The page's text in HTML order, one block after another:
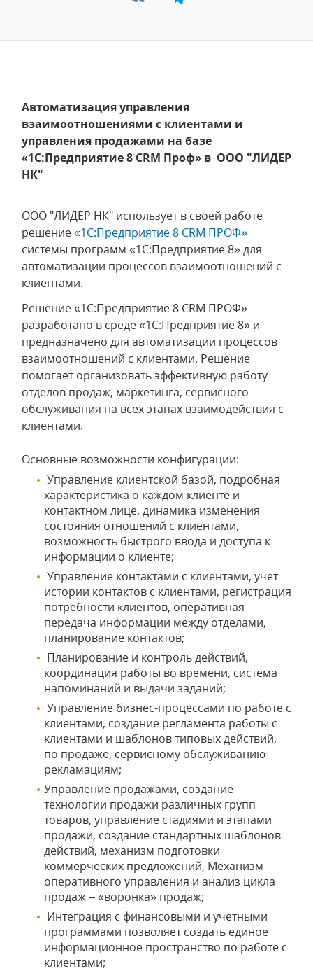
Автоматизация управления
взаимоотношениями с клиентами и
управления продажами на базе
«1С:Предприятие 8 CRM Проф» в ООО "ЛИДЕР
НК"
ООО "ЛИДЕР НК" использует в своей работе
решение«1С:Предприятие 8 CRM ПРОФ»
системы программ «1С:Предприятие 8» для
автоматизации процессов взаимоотношений с
клиентами.
Решение «1С:Предприятие 8 CRM ПРОФ»
разработано в среде «1С:Предприятие 8» и
предназначено для автоматизации процессов
взаимоотношений с клиентами. Решение
помогает организовать эффективную работу
отделов продаж, маркетинга, сервисного
обслуживания на всех этапах взаимодействия с
клиентами.
Основные возможности конфигурации:
Управление клиентской базой, подробная
характеристика о каждом клиенте и
контактном лице, динамика изменения
состояния отношений с клиентами,
возможность быстрого ввода и доступа к
информации о клиенте;
Управление контактами с клиентами, учет
истории контактов с клиентами, регистрация
потребности клиентов, оперативная
передача информации между отделами,
планирование контактов;
Планирование и контроль действий,
координация работы во времени, система
напоминаний и выдачи заданий;
Управление бизнес-процессами по работе с
клиентами, создание регламента работы с
клиентами и шаблонов типовых действий,
по продаже, сервисному обслуживанию
рекламациям;
Управление продажами, создание
технологии продажи различных групп
товаров, управление стадиями и этапами
продажи, создание стандартных шаблонов
действий, механизм подготовки
коммерческих предложений, Механизм
оперативного управления и анализ цикла
продаж – «воронка» продаж;
Интеграция с финансовыми и учетными
программами позволяет создать единое
информационное пространство по работе с
клиентами;